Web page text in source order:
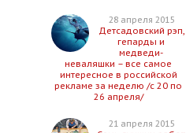
28 апреля 2015
Детсадовский рэп,
гепарды и
медведи-
неваляшки – все самое
интересное в российской
рекламе за неделю /с 20 по
26 апреля/
21 апреля 2015